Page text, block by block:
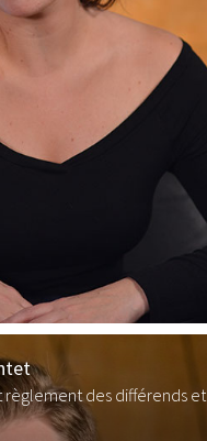
des différends et